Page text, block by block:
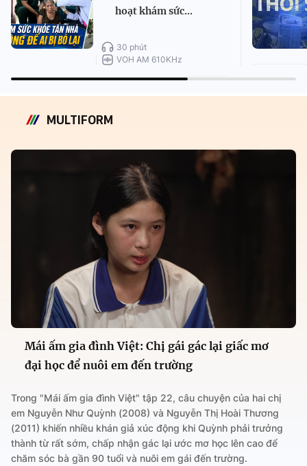
hoạt khám sức...
30 phút
VOH AM 610KHz
MULTIFORM
Mái ấm gia đình Việt: Chị gái gác lại giấc mơ
đại học để nuôi em đến trường
Trong "Mái ấm gia đình Việt" tập 22, câu chuyện của hai chị
em Nguyễn Như Quỳnh (2008) và Nguyễn Thị Hoài Thương
(2011) khiến nhiều khán giả xúc động khi Quỳnh phải trưởng
thành từ rất sớm, chấp nhận gác lại ước mơ học lên cao để
chăm sóc bà gần 90 tuổi và nuôi em gái đến trường.